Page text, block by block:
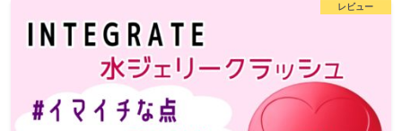
レビュー